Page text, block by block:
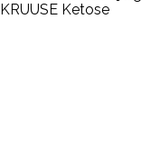
Ketose